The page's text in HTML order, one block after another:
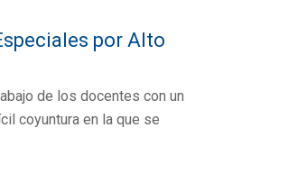
por Alto
de los docentes con un
coyuntura en la que se